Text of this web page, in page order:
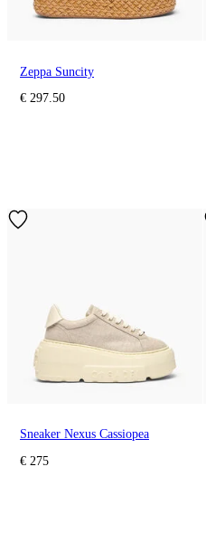
Zeppa Suncity
€ 297.50
Sneaker Nexus Cassiopea
€ 275